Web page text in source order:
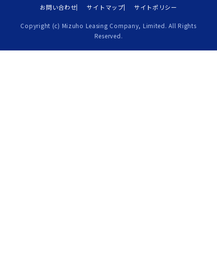
お問い合わせ
サイトマップ サイトポリシー
Copyright (c) Mizuho Leasing Company, Limited. All Rights
Reserved.